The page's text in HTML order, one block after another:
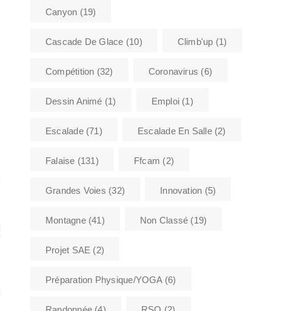
Canyon (19)
Cascade De Glace (10) Climb'up (1)
Compétition (32) Coronavirus (6)
Dessin Animé (1) Emploi(1)
Escalade(71) Escalade En Salle(2)
Falaise (131) Ffcam (2)
Grandes Voies (32) Innovation (5)
Montagne(41) Non Classé (19)
Projet SAE (2)
Préparation Physique/YOGA(6)